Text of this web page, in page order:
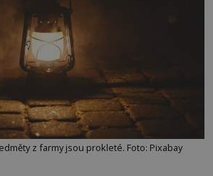
z farmy jsou prokleté. Foto: Pixabay